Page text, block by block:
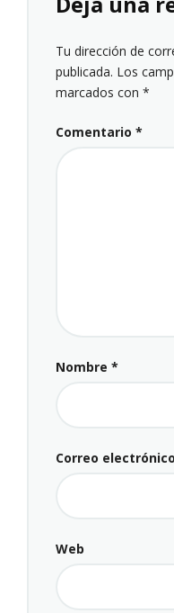
Tu dirección de
publicada. Los
marcados con *
Comentario *
Nombre *
Correo electrónico
Web